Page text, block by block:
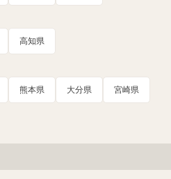
高知県
熊本県 大分県 宮崎県